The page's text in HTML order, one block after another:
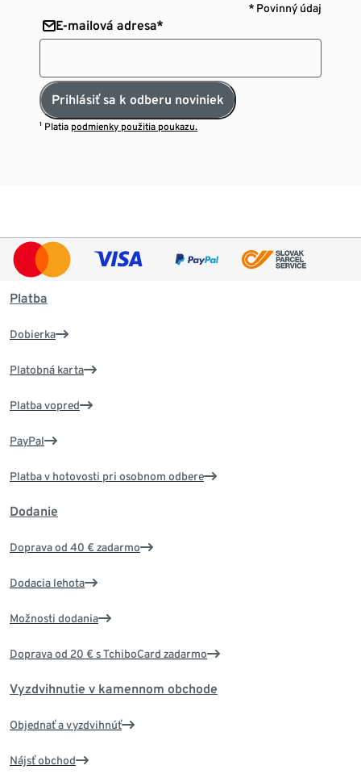
* Povinný údaj
E-mailová adresa*
Prihlásiť sa k odberu noviniek
¹ Platia podmienky použitia poukazu.
Platba
Dobierka
Platobná karta
Platba vopred
PayPal
Platba v hotovosti pri osobnom odbere
Dodanie
Doprava od 40 € zadarmo
Dodacia lehota
Možnosti dodania
Doprava od 20 € s TchiboCard zadarmo
Vyzdvihnutie v kamennom obchode
Objednať a vyzdvihnúť
Nájsť obchod